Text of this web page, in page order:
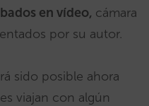
en vídeo, cámara
por su autor.
sido posible ahora
viajan con algún